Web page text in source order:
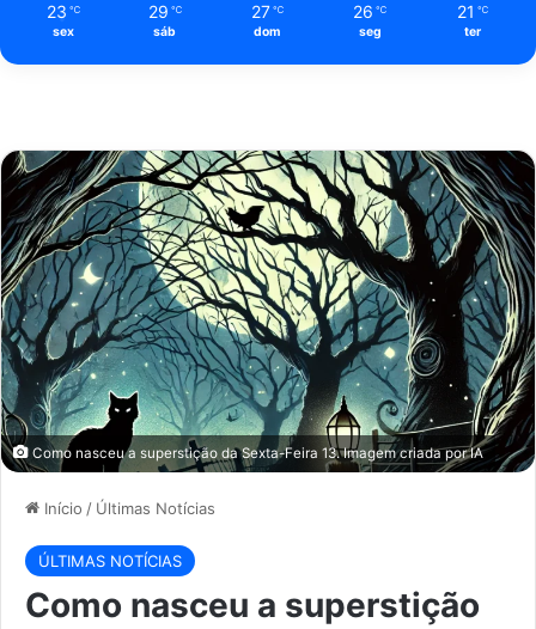
Como nasceu a superstição da Sexta-Feira 13. Imagem criada por IA
Início / Últimas Notícias
ÚLTIMAS NOTÍCIAS
Como nasceu a superstição
23 ℃
sex
29 ℃
sáb
27 ℃
dom
26 ℃
seg
21 ℃
ter